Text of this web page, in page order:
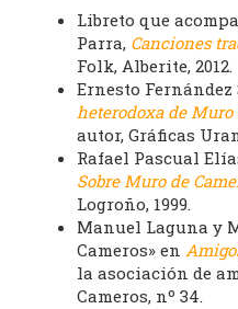
Libreto que
Parra, Canciones
Folk, Alberite, 2012.
Ernesto
heterodoxa de Muro
autor, Gráficas
Rafael Pascual
Sobre Muro de
Logroño, 1999.
Manuel Laguna y
Cameros» en
la asociación de
Cameros, nº 34.